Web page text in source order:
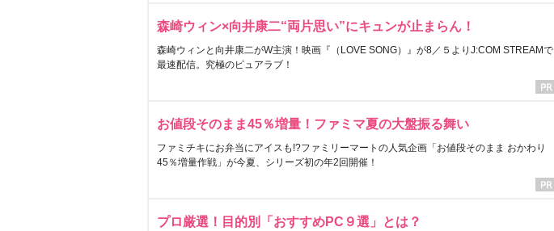
森崎ウィン×向井康二“両片思い”にキュンが止まらん！
森崎ウィンと向井康二がW主演！映画『（LOVE SONG）』が8／５よりJ:COM STREAMで
最速配信。究極のピュアラブ！
お値段そのまま45％増量！ファミマ夏の大盤振る舞い
ファミチキにお弁当にアイスも!?ファミリーマートの人気企画「お値段そのまま おかわり
45％増量作戦」が今夏、シリーズ初の年2回開催！
プロ厳選！目的別「おすすめPC９選」とは？